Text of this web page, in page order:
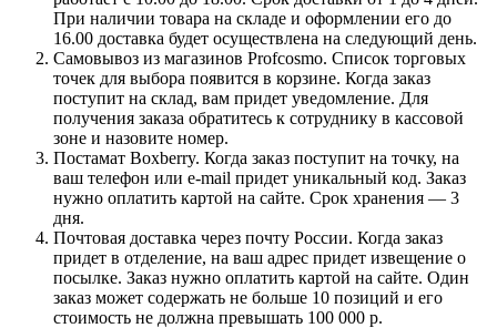
При наличии товара на складе и оформлении его до
16.00 доставка будет осуществлена на следующий день.
Самовывоз из магазинов Profcosmo. Список торговых
точек для выбора появится в корзине. Когда заказ
поступит на склад, вам придет уведомление. Для
получения заказа обратитесь к сотруднику в кассовой
зоне и назовите номер.
Постамат Boxberry. Когда заказ поступит на точку, на
ваш телефон или e-mail придет уникальный код. Заказ
нужно оплатить картой на сайте. Срок хранения — 3
дня.
Почтовая доставка через почту России. Когда заказ
придет в отделение, на ваш адрес придет извещение о
посылке. Заказ нужно оплатить картой на сайте. Один
заказ может содержать не больше 10 позиций и его
стоимость не должна превышать 100 000 р.